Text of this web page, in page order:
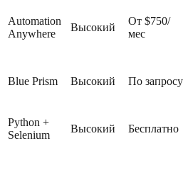
Automation
Anywhere
Высокий
От $750/
мес
Blue Prism Высокий По запросу
Python +
Selenium
Высокий Бесплатно